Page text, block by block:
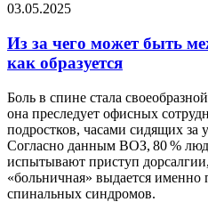
03.05.2025
Из за чего может быть
как образуется
Боль в спине стала
она преследует офисных
подростков, часами сидящих
Согласно данным ВОЗ, 80 %
испытывают приступ дорсалгии,
«больничная» выдается именно
спинальных синдромов.